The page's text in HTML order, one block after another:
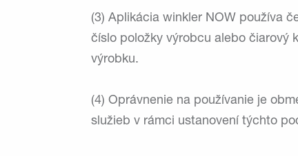
(3) Aplikácia winkler NOW používa
číslo položky výrobcu alebo čiarový
výrobku.
(4) Oprávnenie na používanie je
služieb v rámci ustanovení týchto